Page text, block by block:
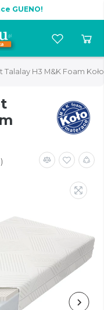
GUENO!
H3 M&K Foam Koło